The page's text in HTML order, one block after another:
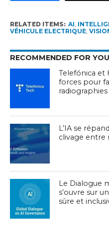
RELATED ITEMS: AI,
VÉHICULE ELECTRIQUE,
RECOMMENDED FOR YOU
Telefónica et
forces pour
L’IA se
clivage entre
Le Dialogue
s’ouvre sur
sûre et